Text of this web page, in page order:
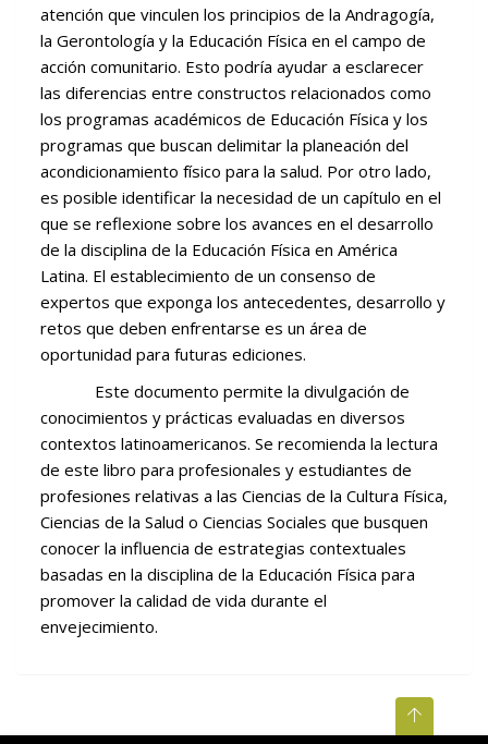
atención que vinculen los principios de la Andragogía,
la Gerontología y la Educación Física en el campo de
acción comunitario. Esto podría ayudar a esclarecer
las diferencias entre constructos relacionados como
los programas académicos de Educación Física y los
programas que buscan delimitar la planeación del
acondicionamiento físico para la salud. Por otro lado,
es posible identificar la necesidad de un capítulo en el
que se reflexione sobre los avances en el desarrollo
de la disciplina de la Educación Física en América
Latina. El establecimiento de un consenso de
expertos que exponga los antecedentes, desarrollo y
retos que deben enfrentarse es un área de
oportunidad para futuras ediciones.
Este documento permite la divulgación de
conocimientos y prácticas evaluadas en diversos
contextos latinoamericanos. Se recomienda la lectura
de este libro para profesionales y estudiantes de
profesiones relativas a las Ciencias de la Cultura Física,
Ciencias de la Salud o Ciencias Sociales que busquen
conocer la influencia de estrategias contextuales
basadas en la disciplina de la Educación Física para
promover la calidad de vida durante el
envejecimiento.